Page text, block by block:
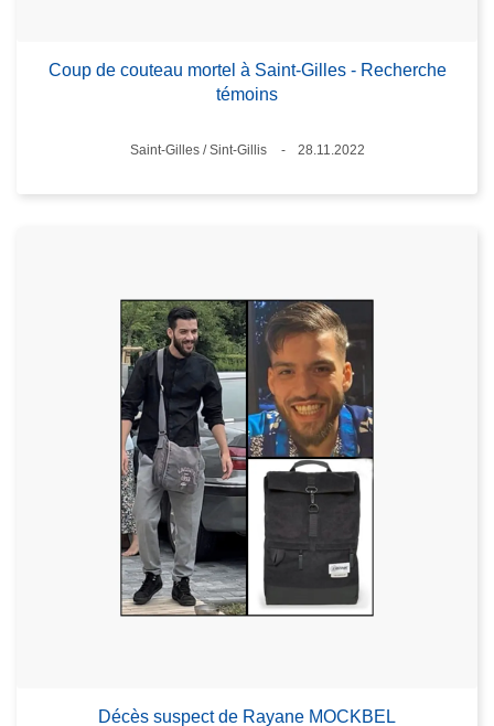
Coup de couteau mortel à Saint-Gilles - Recherche
témoins
Standort
Saint-Gilles / Sint-Gillis
28.11.2022
Décès suspect de Rayane MOCKBEL